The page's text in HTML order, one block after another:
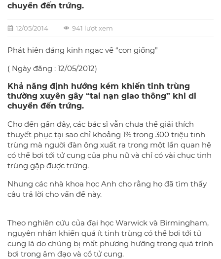
chuyển đến trứng.
12/05/2014 941 lượt xem
Phát hiện đáng kinh ngạc về “con giống”
( Ngày đăng : 12/05/2012)
Khả năng định hướng kém khiến tinh trùng
thường xuyên gây “tai nạn giao thông” khi di
chuyển đến trứng.
Cho đến gần đây, các bác sĩ vẫn chưa thể giải thích
thuyết phục tại sao chỉ khoảng 1% trong 300 triệu tinh
trùng mà người đàn ông xuất ra trong một lần quan hệ
có thể bơi tới tử cung của phụ nữ và chỉ có vài chục tinh
trùng gặp được trứng.
Nhưng các nhà khoa học Anh cho rằng họ đã tìm thấy
câu trả lời cho vấn đề này.
Theo nghiên cứu của đại học Warwick và Birmingham,
nguyên nhân khiến quá ít tinh trùng có thể bơi tới tử
cung là do chúng bị mất phương hướng trong quá trình
bơi trong âm đạo và cổ tử cung.